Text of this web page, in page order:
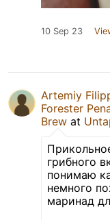
10 Sep 23
Artemiy
Forester
Brew at
грибного
понимаю
немного
маринад